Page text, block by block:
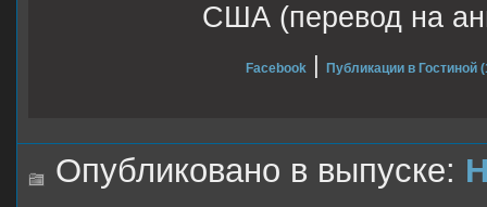
США (перевод на
Facebook | Публикации в Гостиной
Опубликовано в выпуске: